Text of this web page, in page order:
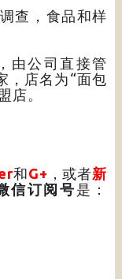
查，食品和样
由公司直接管
，店名为“面包
店。
和G+ ，或者新
信订阅号 是：